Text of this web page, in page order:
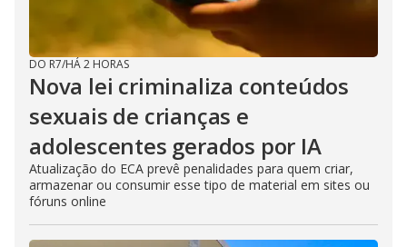
DO R7/HÁ 2 HORAS
Nova lei criminaliza conteúdos
sexuais de crianças e
adolescentes gerados por IA
Atualização do ECA prevê penalidades para quem criar,
armazenar ou consumir esse tipo de material em sites ou
fóruns online